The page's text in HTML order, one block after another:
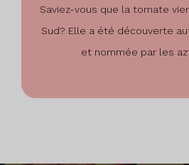
Saviez-vous que la tomate
Sud? Elle a été découverte
et nommée par les